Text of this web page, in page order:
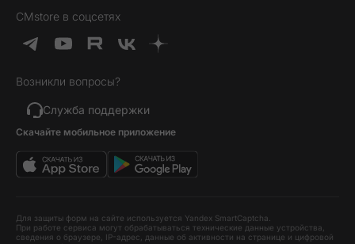
Услуги и софт
Идеи подарков
Товары дня
Выгодные комплекты
Хиты продаж
Уценка
CMstore в соцсетях
Возникли вопросы?
Служба поддержки
Скачайте мобильное приложение
Для защиты форм на сайте используется Yandex SmartCaptcha.
При работе сервиса могут обрабатываться технические данные устройства,
сведения о браузере, IP-адрес, данные об активности на странице и цифровой